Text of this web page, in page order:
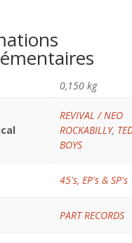
0,150 kg
REVIVAL / NEO
ROCKABILLY,
BOYS
45's, EP's & SP's
PART RECORDS